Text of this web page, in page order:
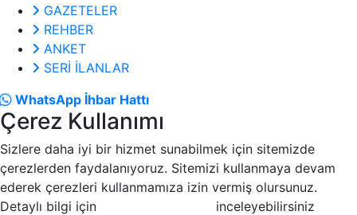
GAZETELER
REHBER
ANKET
SERİ İLANLAR
WhatsApp İhbar Hattı
Çerez Kullanımı
Sizlere daha iyi bir hizmet sunabilmek için sitemizde
çerezlerden faydalanıyoruz. Sitemizi kullanmaya devam
ederek çerezleri kullanmamıza izin vermiş olursunuz.
Detaylı bilgi için
inceleyebilirsiniz